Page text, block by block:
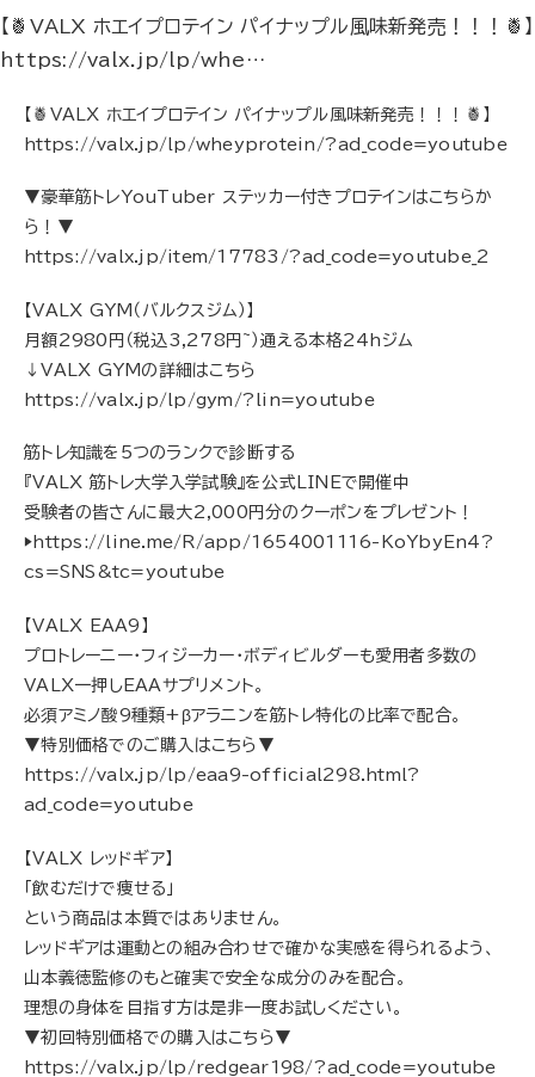
【🍍VALX ホエイプロテイン パイナップル風味新発売！！！🍍】
https://valx.jp/lp/whe…
【🍍VALX ホエイプロテイン パイナップル風味新発売！！！🍍】
https://valx.jp/lp/wheyprotein/?ad_code=youtube
▼豪華筋トレYouTuber ステッカー付きプロテインはこちらか
ら！▼
https://valx.jp/item/17783/?ad_code=youtube_2
【VALX GYM（バルクスジム）】
月額2980円（税込3,278円~）通える本格24hジム
↓VALX GYMの詳細はこちら
https://valx.jp/lp/gym/?lin=youtube
筋トレ知識を5つのランクで診断する
『VALX 筋トレ大学入学試験』を公式LINEで開催中
受験者の皆さんに最大2,000円分のクーポンをプレゼント！
▶︎https://line.me/R/app/1654001116-KoYbyEn4?
cs=SNS&tc=youtube
【VALX EAA9】
プロトレーニー・フィジーカー・ボディビルダーも愛用者多数の
VALX一押しEAAサプリメント。
必須アミノ酸9種類+βアラニンを筋トレ特化の比率で配合。
▼特別価格でのご購入はこちら▼
https://valx.jp/lp/eaa9-official298.html?
ad_code=youtube
【VALX レッドギア】
「飲むだけで痩せる」
という商品は本質ではありません。
レッドギアは運動との組み合わせで確かな実感を得られるよう、
山本義徳監修のもと確実で安全な成分のみを配合。
理想の身体を目指す方は是非一度お試しください。
▼初回特別価格での購入はこちら▼
https://valx.jp/lp/redgear198/?ad_code=youtube